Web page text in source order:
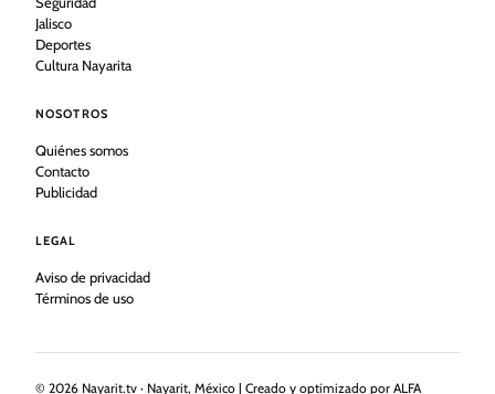
Jalisco
Deportes
Cultura Nayarita
NOSOTROS
Quiénes somos
Contacto
Publicidad
LEGAL
Aviso de privacidad
Términos de uso
© 2026 Nayarit.tv · Nayarit, México | Creado y optimizado por ALFA